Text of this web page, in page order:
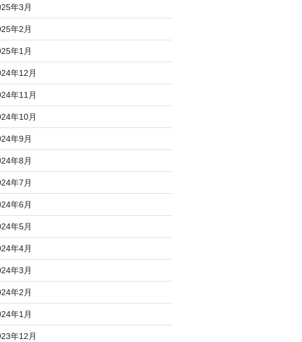
年3月
年2月
年1月
年12月
年11月
年10月
年9月
年8月
年7月
年6月
年5月
年4月
年3月
年2月
年1月
年12月